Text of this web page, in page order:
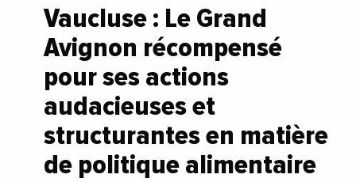
Vaucluse : Le Grand
Avignon récompensé
pour ses actions
audacieuses et
structurantes en matière
de politique alimentaire